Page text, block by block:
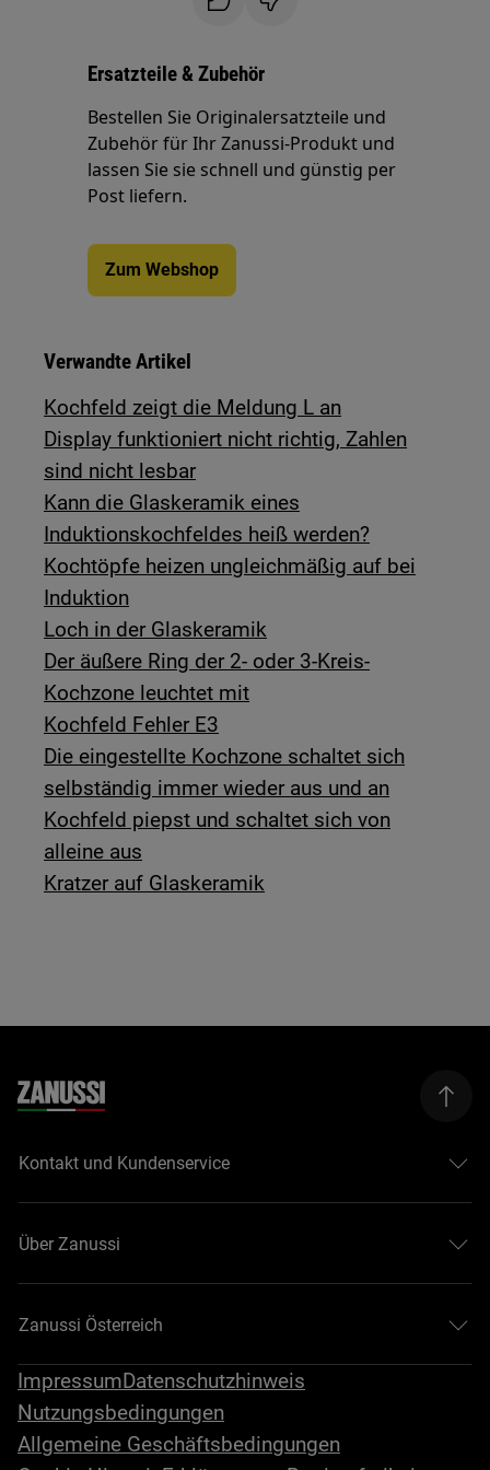
Ersatzteile & Zubehör
Bestellen Sie Originalersatzteile und
Zubehör für Ihr Zanussi-Produkt und
lassen Sie sie schnell und günstig per
Post liefern.
Zum Webshop
Verwandte Artikel
Kochfeld zeigt die Meldung L an
Display funktioniert nicht richtig, Zahlen
sind nicht lesbar
Kann die Glaskeramik eines
Induktionskochfeldes heiß werden?
Kochtöpfe heizen ungleichmäßig auf bei
Induktion
Loch in der Glaskeramik
Der äußere Ring der 2- oder 3-Kreis-
Kochzone leuchtet mit
Kochfeld Fehler E3
Die eingestellte Kochzone schaltet sich
selbständig immer wieder aus und an
Kochfeld piepst und schaltet sich von
alleine aus
Kratzer auf Glaskeramik
Kontakt und Kundenservice
Über Zanussi
Zanussi Österreich
ImpressumDatenschutzhinweis
Nutzungsbedingungen
Allgemeine Geschäftsbedingungen